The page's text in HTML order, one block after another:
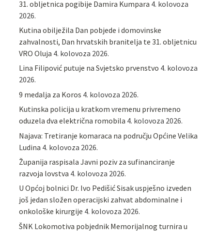
31. obljetnica pogibije Damira Kumpara 4. kolovoza
2026.
Kutina obilježila Dan pobjede i domovinske
zahvalnosti, Dan hrvatskih branitelja te 31. obljetnicu
VRO Oluja 4. kolovoza 2026.
Lina Filipović putuje na Svjetsko prvenstvo 4. kolovoza
2026.
9 medalja za Koros 4. kolovoza 2026.
Kutinska policija u kratkom vremenu privremeno
oduzela dva električna romobila 4. kolovoza 2026.
Najava: Tretiranje komaraca na području Općine Velika
Ludina 4. kolovoza 2026.
Županija raspisala Javni poziv za sufinanciranje
razvoja lovstva 4. kolovoza 2026.
U Općoj bolnici Dr. Ivo Pedišić Sisak uspješno izveden
još jedan složen operacijski zahvat abdominalne i
onkološke kirurgije 4. kolovoza 2026.
ŠNK Lokomotiva pobjednik Memorijalnog turnira u